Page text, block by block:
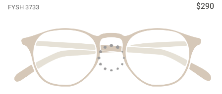
FYSH 3733 $290